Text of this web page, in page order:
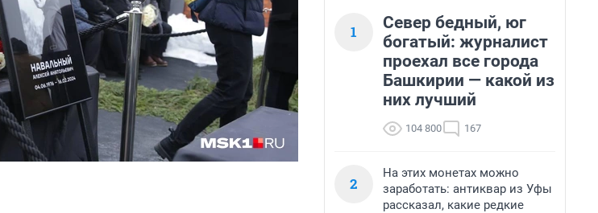
1
Север бедный, юг
богатый: журналист
проехал все города
Башкирии — какой из
них лучший
104 800 167
2
На этих монетах можно
заработать: антиквар из Уфы
рассказал, какие редкие